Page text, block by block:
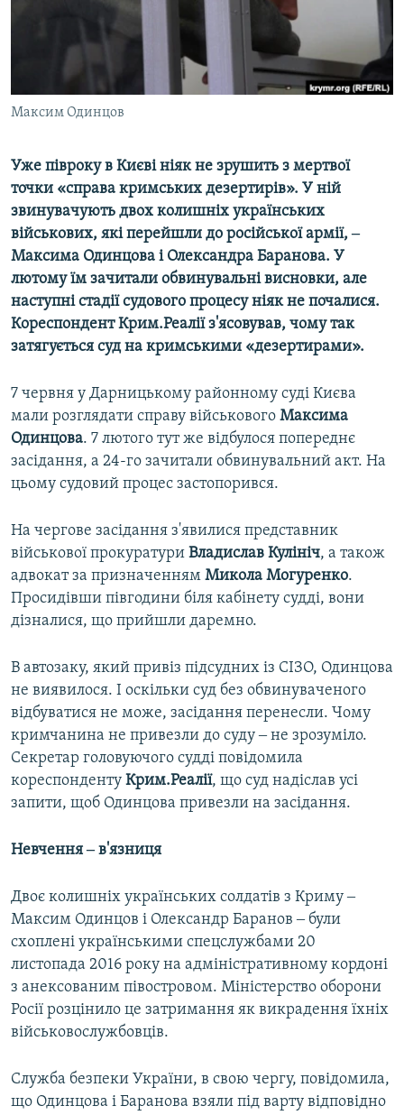
ВІДЕОУРОКИ «ELIFBE»
СВІДЧЕННЯ ОКУПАЦІЇ
УКРАЇНСЬКА ПРОБЛЕМА КРИМУ
ІНФОГРАФІКА
ДОЛУЧАЙСЯ!
Усі сайти RFE/RL
Максим Одинцов
Уже півроку в Києві ніяк не зрушить з мертвої
точки «справа кримських дезертирів». У ній
звинувачують двох колишніх українських
військових, які перейшли до російської армії, ‒
Максима Одинцова і Олександра Баранова. У
лютому їм зачитали обвинувальні висновки, але
наступні стадії судового процесу ніяк не почалися.
Кореспондент Крим.Реалії з'ясовував, чому так
затягується суд на кримськими «дезертирами».
7 червня у Дарницькому районному суді Києва
мали розглядати справу військового Максима
Одинцова. 7 лютого тут же відбулося попереднє
засідання, а 24-го зачитали обвинувальний акт. На
цьому судовий процес застопорився.
На чергове засідання з'явилися представник
військової прокуратури Владислав Кулініч, а також
адвокат за призначенням Микола Могуренко.
Просидівши півгодини біля кабінету судді, вони
дізналися, що прийшли даремно.
В автозаку, який привіз підсудних із СІЗО, Одинцова
не виявилося. І оскільки суд без обвинуваченого
відбуватися не може, засідання перенесли. Чому
кримчанина не привезли до суду ‒ не зрозуміло.
Секретар головуючого судді повідомила
кореспонденту Крим.Реалії, що суд надіслав усі
запити, щоб Одинцова привезли на засідання.
Невчення ‒ в'язниця
Двоє колишніх українських солдатів з Криму ‒
Максим Одинцов і Олександр Баранов ‒ були
схоплені українськими спецслужбами 20
листопада 2016 року на адміністративному кордоні
з анексованим півостровом. Міністерство оборони
Росії розцінило це затримання як викрадення їхніх
військовослужбовців.
Служба безпеки України, в свою чергу, повідомила,
що Одинцова і Баранова взяли під варту відповідно